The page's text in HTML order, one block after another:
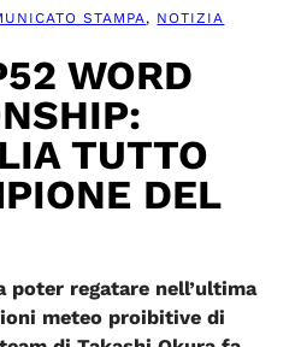
STAMPA , NOTIZIA
WORD
TUTTO
DEL
poter regatare nell’ultima
meteo proibitive di